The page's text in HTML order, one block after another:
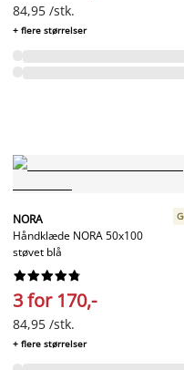
84,95 /stk.
+ flere størrelser
NORA
Håndklæde NORA 50x100
støvet blå






3 for 170,-
84,95 /stk.
+ flere størrelser